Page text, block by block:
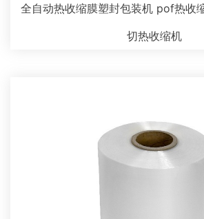
全自动热收缩膜塑封包装机 pof热收
切热收缩机